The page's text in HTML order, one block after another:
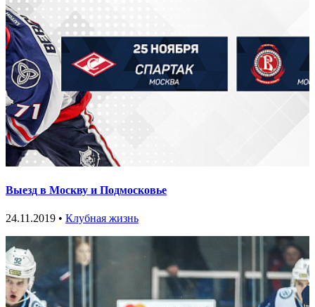
Выезд в Москву и Подмосковье
24.11.2019 • Клубная жизнь